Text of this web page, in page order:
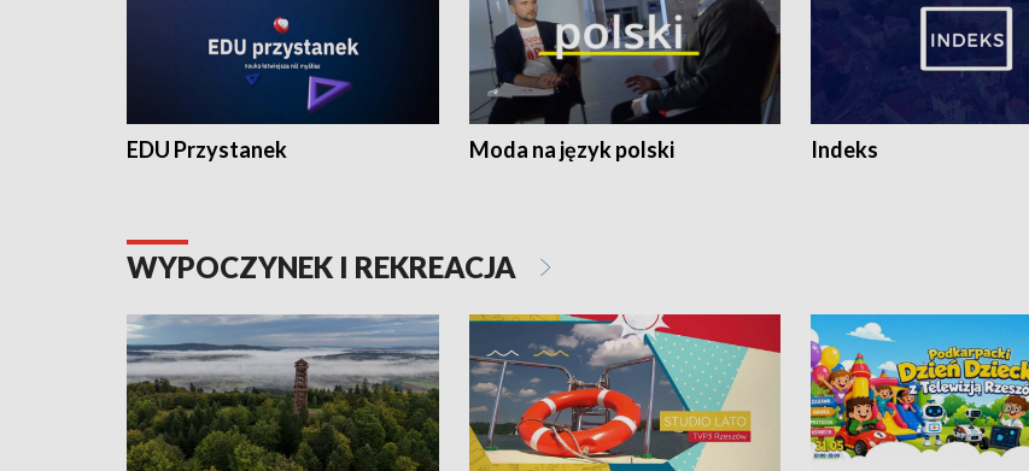
EDU Przystanek Moda na język polski Indeks
WYPOCZYNEK I REKREACJA